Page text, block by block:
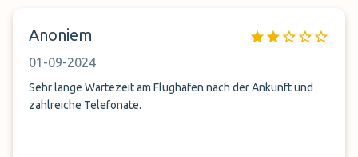
Anoniem
01-09-2024
Sehr lange Wartezeit am Flughafen nach der Ankunft und
zahlreiche Telefonate.